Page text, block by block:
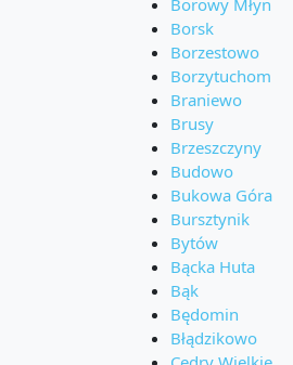
Borowy Młyn
Borsk
Borzestowo
Borzytuchom
Braniewo
Brusy
Brzeszczyny
Budowo
Bukowa Góra
Bursztynik
Bytów
Bącka Huta
Bąk
Będomin
Błądzikowo